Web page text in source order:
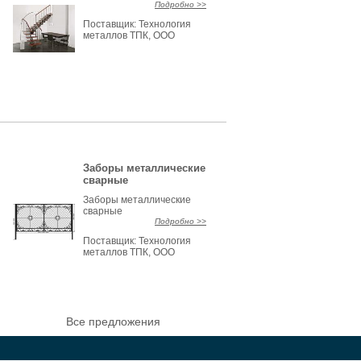
Подробно >>
Поставщик: Технология
металлов ТПК, ООО
Заборы металлические
сварные
Заборы металлические
сварные
Подробно >>
Поставщик: Технология
металлов ТПК, ООО
Все предложения